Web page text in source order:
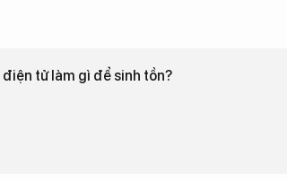
điện tử làm gì để sinh tồn?